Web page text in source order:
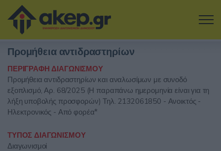
Μετάβαση στο κύριο περιεχόμενο
Η εταιρία
Αναζήτηση Διαγωνισμών
Δοκιμάστε την Υπηρεσία
Επικοινωνία
Προμήθεια αντιδραστηρίων
ΠΕΡΙΓΡΑΦΗ ΔΙΑΓΩΝΙΣΜΟΥ
Προμήθεια αντιδραστηρίων και αναλωσίμων με συνοδό
εξοπλισμό, Αρ. 68/2025 (Η παραπάνω ημερομηνία είναι για τη
λήξη υποβολής προσφορών) Τηλ. 2132061850 - Ανοικτός -
Ηλεκτρονικός - Από φορέα*
ΤΥΠΟΣ ΔΙΑΓΩΝΙΣΜΟΥ
Διαγωνισμοί